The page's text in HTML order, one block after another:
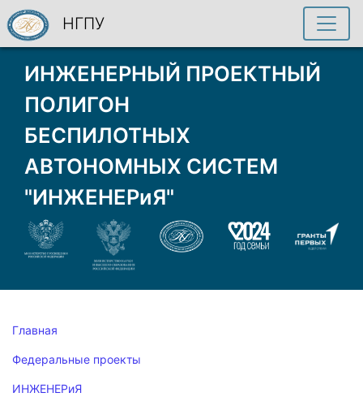
ИНЖЕНЕРНЫЙ ПРОЕКТНЫЙ
ПОЛИГОН
БЕСПИЛОТНЫХ
АВТОНОМНЫХ СИСТЕМ
"ИНЖЕНЕРиЯ"
НГПУ
Главная
Федеральные проекты
ИНЖЕНЕРиЯ